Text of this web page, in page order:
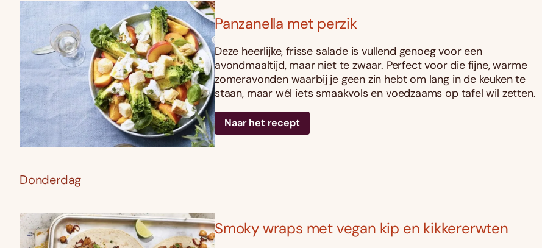
Panzanella met perzik
Deze heerlijke, frisse salade is vullend genoeg voor een
avondmaaltijd, maar niet te zwaar. Perfect voor die fijne, warme
zomeravonden waarbij je geen zin hebt om lang in de keuken te
staan, maar wél iets smaakvols en voedzaams op tafel wil zetten.
Naar het recept
Donderdag
Smoky wraps met vegan kip en kikkererwten